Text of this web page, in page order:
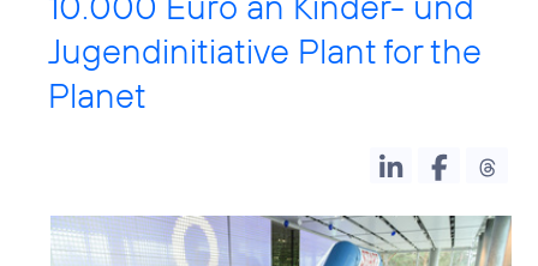
Jugendinitiative Plant for the
Planet